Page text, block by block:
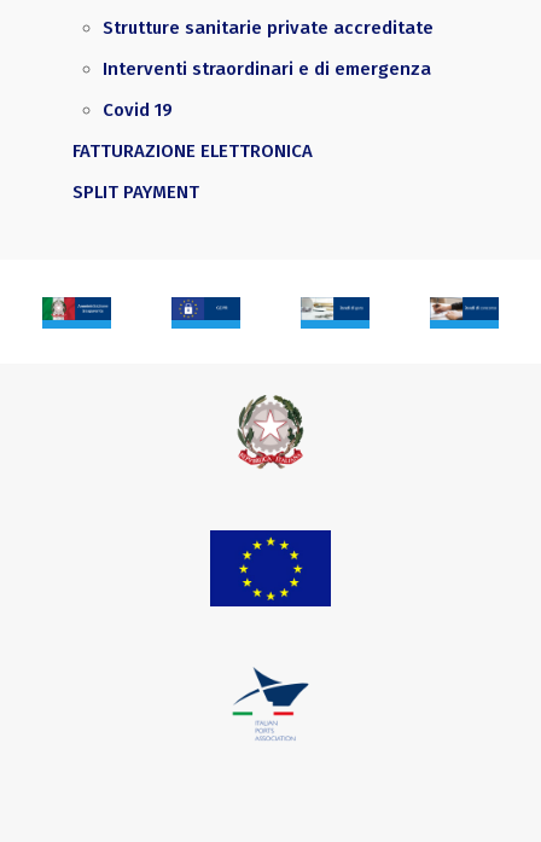
Strutture sanitarie private accreditate
Interventi straordinari e di emergenza
Covid 19
FATTURAZIONE ELETTRONICA
SPLIT PAYMENT